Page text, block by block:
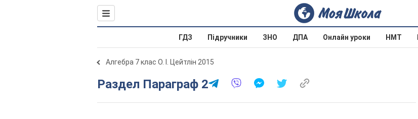
ГДЗ Підручники ЗНО ДПА Онлайн уроки НМТ
Алгебра 7 клас О. І. Цейтлін 2015
Раздел Параграф 2